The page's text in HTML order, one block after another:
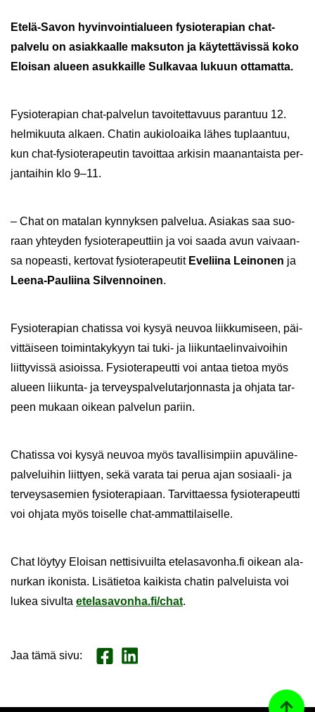
Etelä-​Savon hy­vin­voin­tia­lu­een fy­sio­te­ra­pian chat-​
palvelu on asiak­kaal­le mak­su­ton ja käy­tet­tä­vis­sä koko
Eloi­san alu­een asuk­kail­le Sul­ka­vaa lu­kuun ot­ta­mat­ta.
Fy­sio­te­ra­pian chat-​palvelun ta­voi­tet­ta­vuus pa­ran­tuu 12.
hel­mi­kuu­ta al­kaen. Cha­tin au­kio­loai­ka lähes tuplaan­tuu,
kun chat-​fysioterapeutin ta­voit­taa ar­ki­sin maa­nan­tais­ta per­
jan­tai­hin klo 9–11.
– Chat on ma­ta­lan kyn­nyk­sen pal­ve­lua. Asia­kas saa suo­
raan yh­tey­den fy­sio­te­ra­peut­tiin ja voi saada avun vai­vaan­
sa no­peas­ti, ker­to­vat fy­sio­te­ra­peu­tit Eve­lii­na Lei­no­nen ja
Leena-​Pauliina Sil­ven­noi­nen.
Fy­sio­te­ra­pian cha­tis­sa voi kysyä neu­voa liik­ku­mi­seen, päi­
vit­täi­seen toi­min­ta­ky­kyyn tai tuki- ja lii­kun­tae­lin­vai­voi­hin
liit­ty­vis­sä asiois­sa. Fy­sio­te­ra­peut­ti voi antaa tie­toa myös
alu­een liikunta-​ ja ter­veys­pal­ve­lu­tar­jon­nas­ta ja oh­ja­ta tar­
peen mu­kaan oi­kean pal­ve­lun pa­riin.
Cha­tis­sa voi kysyä neu­voa myös ta­val­li­sim­piin apu­vä­li­ne­
pal­ve­lui­hin liit­tyen, sekä va­ra­ta tai perua ajan sosiaali-​ ja
ter­veys­a­se­mien fy­sio­te­ra­pi­aan. Tar­vit­taes­sa fy­sio­te­ra­peut­ti
voi oh­ja­ta myös toi­sel­le chat-​ammattilaiselle.
Chat löy­tyy Eloi­san net­ti­si­vuil­ta ete­la­sa­von­ha.fi oi­kean ala­
nur­kan iko­nis­ta. Li­sä­tie­toa kai­kis­ta cha­tin pal­ve­luis­ta voi
lukea si­vul­ta ete­la­sa­von­ha.fi/chat.
Jaa tämä sivu: Jaa Face­book
Jaa Lin­ke­dI­nis­sä